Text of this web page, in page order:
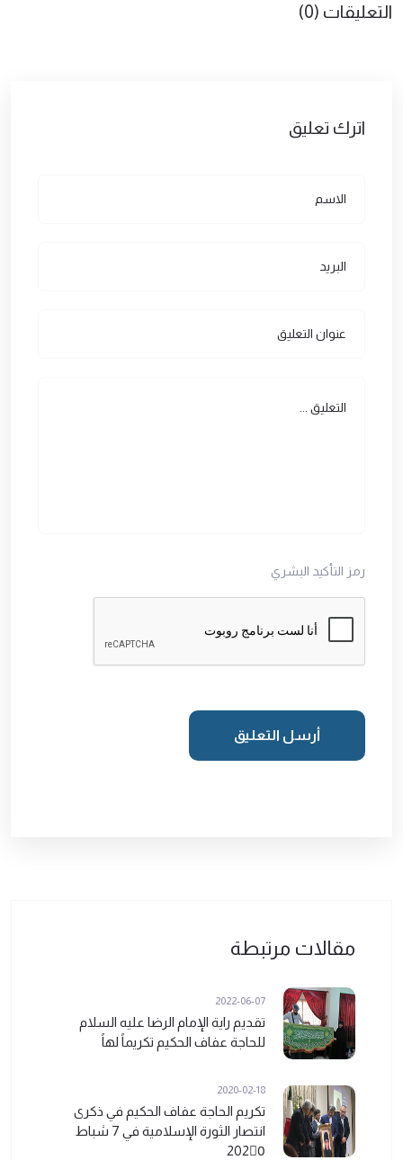
التعليقات (0)
اترك تعليق
رمز التأكيد البشري
أرسل التعليق
مقالات مرتبطة
2022-06-07
تقديم راية الإمام الرضا عليه السلام
للحاجة عفاف الحكيم تكريماً لهاً
2020-02-18
تكريم الحاجة عفاف الحكيم في ذكرى
انتصار الثورة الإسلامية في 7 شباط
2020ً